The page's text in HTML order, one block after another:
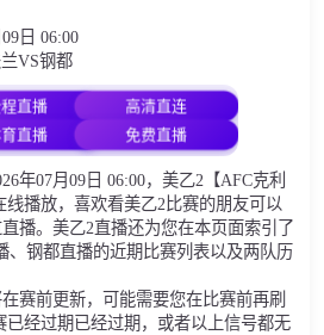
日 06:00
VS钢都
直播
高清直连
直播
免费直播
年07月09日 06:00，美乙2【AFC克利
线播放，喜欢看美乙2比赛的朋友可以
播。美乙2直播还为您在本页面索引了
、钢都直播的近期比赛列表以及两队历
赛前更新，可能需要您在比赛前再刷
经过期已经过期，或者以上信号都无